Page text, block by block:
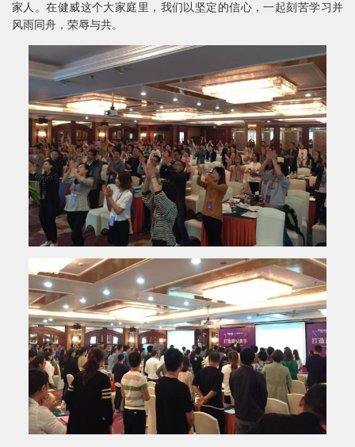
家人。在健威这个大家庭里，我们以坚定的信心，一起刻苦学习并
风雨同舟，荣辱与共。